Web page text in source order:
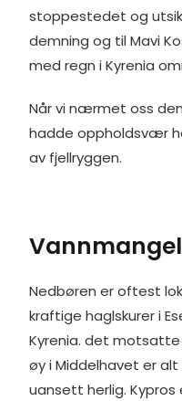
t
r
stoppestedet og
demning og til Mavi
med regn i Kyrenia
Når vi nærmet oss
hadde oppholdsvær
av fjellryggen.
Nedbøren er oftest
kraftige haglskurer i
Kyrenia. det
øy i Middelhavet er
uansett herlig. Kypros